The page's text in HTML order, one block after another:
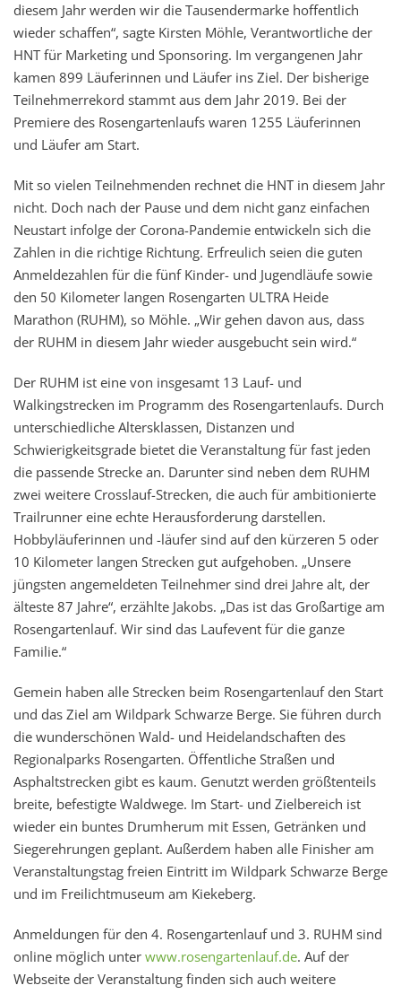
diesem Jahr werden wir die Tausendermarke hoffentlich
wieder schaffen“, sagte Kirsten Möhle, Verantwortliche der
HNT für Marketing und Sponsoring. Im vergangenen Jahr
kamen 899 Läuferinnen und Läufer ins Ziel. Der bisherige
Teilnehmerrekord stammt aus dem Jahr 2019. Bei der
Premiere des Rosengartenlaufs waren 1255 Läuferinnen
und Läufer am Start.
Mit so vielen Teilnehmenden rechnet die HNT in diesem Jahr
nicht. Doch nach der Pause und dem nicht ganz einfachen
Neustart infolge der Corona-Pandemie entwickeln sich die
Zahlen in die richtige Richtung. Erfreulich seien die guten
Anmeldezahlen für die fünf Kinder- und Jugendläufe sowie
den 50 Kilometer langen Rosengarten ULTRA Heide
Marathon (RUHM), so Möhle. „Wir gehen davon aus, dass
der RUHM in diesem Jahr wieder ausgebucht sein wird.“
Der RUHM ist eine von insgesamt 13 Lauf- und
Walkingstrecken im Programm des Rosengartenlaufs. Durch
unterschiedliche Altersklassen, Distanzen und
Schwierigkeitsgrade bietet die Veranstaltung für fast jeden
die passende Strecke an. Darunter sind neben dem RUHM
zwei weitere Crosslauf-Strecken, die auch für ambitionierte
Trailrunner eine echte Herausforderung darstellen.
Hobbyläuferinnen und -läufer sind auf den kürzeren 5 oder
10 Kilometer langen Strecken gut aufgehoben. „Unsere
jüngsten angemeldeten Teilnehmer sind drei Jahre alt, der
älteste 87 Jahre“, erzählte Jakobs. „Das ist das Großartige am
Rosengartenlauf. Wir sind das Laufevent für die ganze
Familie.“
Gemein haben alle Strecken beim Rosengartenlauf den Start
und das Ziel am Wildpark Schwarze Berge. Sie führen durch
die wunderschönen Wald- und Heidelandschaften des
Regionalparks Rosengarten. Öffentliche Straßen und
Asphaltstrecken gibt es kaum. Genutzt werden größtenteils
breite, befestigte Waldwege. Im Start- und Zielbereich ist
wieder ein buntes Drumherum mit Essen, Getränken und
Siegerehrungen geplant. Außerdem haben alle Finisher am
Veranstaltungstag freien Eintritt im Wildpark Schwarze Berge
und im Freilichtmuseum am Kiekeberg.
Anmeldungen für den 4. Rosengartenlauf und 3. RUHM sind
online möglich unter www.rosengartenlauf.de. Auf der
Webseite der Veranstaltung finden sich auch weitere